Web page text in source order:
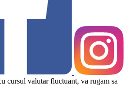
cursul valutar fluctuant, va rugam sa